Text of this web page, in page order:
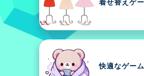
着せ替えゲ
快適なゲーム